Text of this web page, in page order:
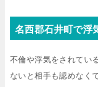
名西郡石井町で浮
不倫や浮気をされてい
ないと相手も認めなく